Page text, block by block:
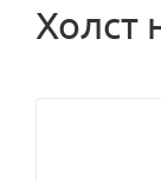
Холст